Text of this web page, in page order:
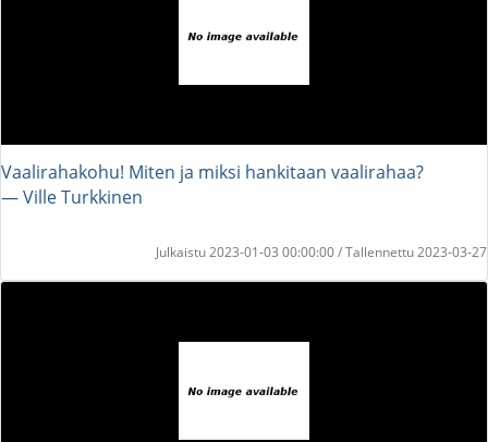
Vaalirahakohu! Miten ja miksi hankitaan vaalirahaa?
― Ville Turkkinen
Julkaistu 2023-01-03 00:00:00 / Tallennettu 2023-03-27